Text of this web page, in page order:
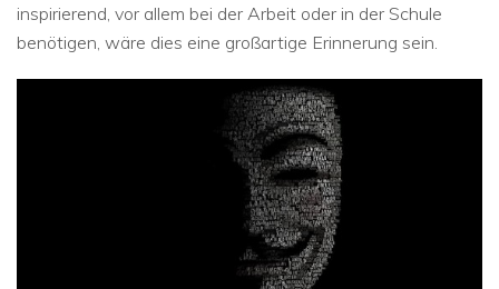
inspirierend, vor allem bei der Arbeit oder in der Schule
benötigen, wäre dies eine großartige Erinnerung sein.